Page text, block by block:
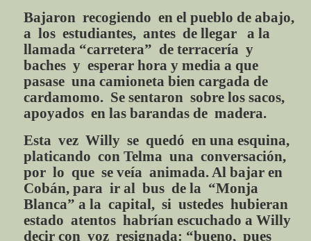
Bajaron recogiendo en el pueblo de abajo,
a los estudiantes, antes de llegar a la
llamada “carretera” de terracería y
baches y esperar hora y media a que
pasase una camioneta bien cargada de
cardamomo. Se sentaron sobre los sacos,
apoyados en las barandas de madera.
Esta vez Willy se quedó en una esquina,
platicando con Telma una conversación,
por lo que se veía animada. Al bajar en
Cobán, para ir al bus de la “Monja
Blanca” a la capital, si ustedes hubieran
estado atentos habrían escuchado a Willy
decir con voz resignada: “bueno, pues